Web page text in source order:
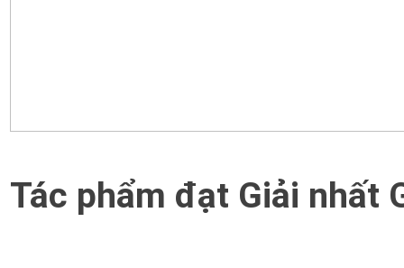
Tác phẩm đạt Giải nhất